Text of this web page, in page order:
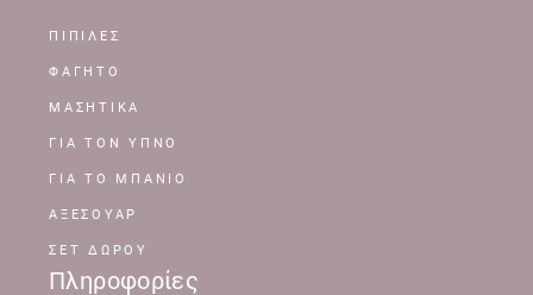
ΠΙΠΙΛΕΣ
ΦΑΓΗΤΟ
ΜΑΣΗΤΙΚΑ
ΓΙΑ ΤΟΝ ΥΠΝΟ
ΓΙΑ ΤΟ ΜΠΑΝΙΟ
ΑΞΕΣΟΥΑΡ
ΣΕΤ ΔΩΡΟΥ
Πληροφορίες